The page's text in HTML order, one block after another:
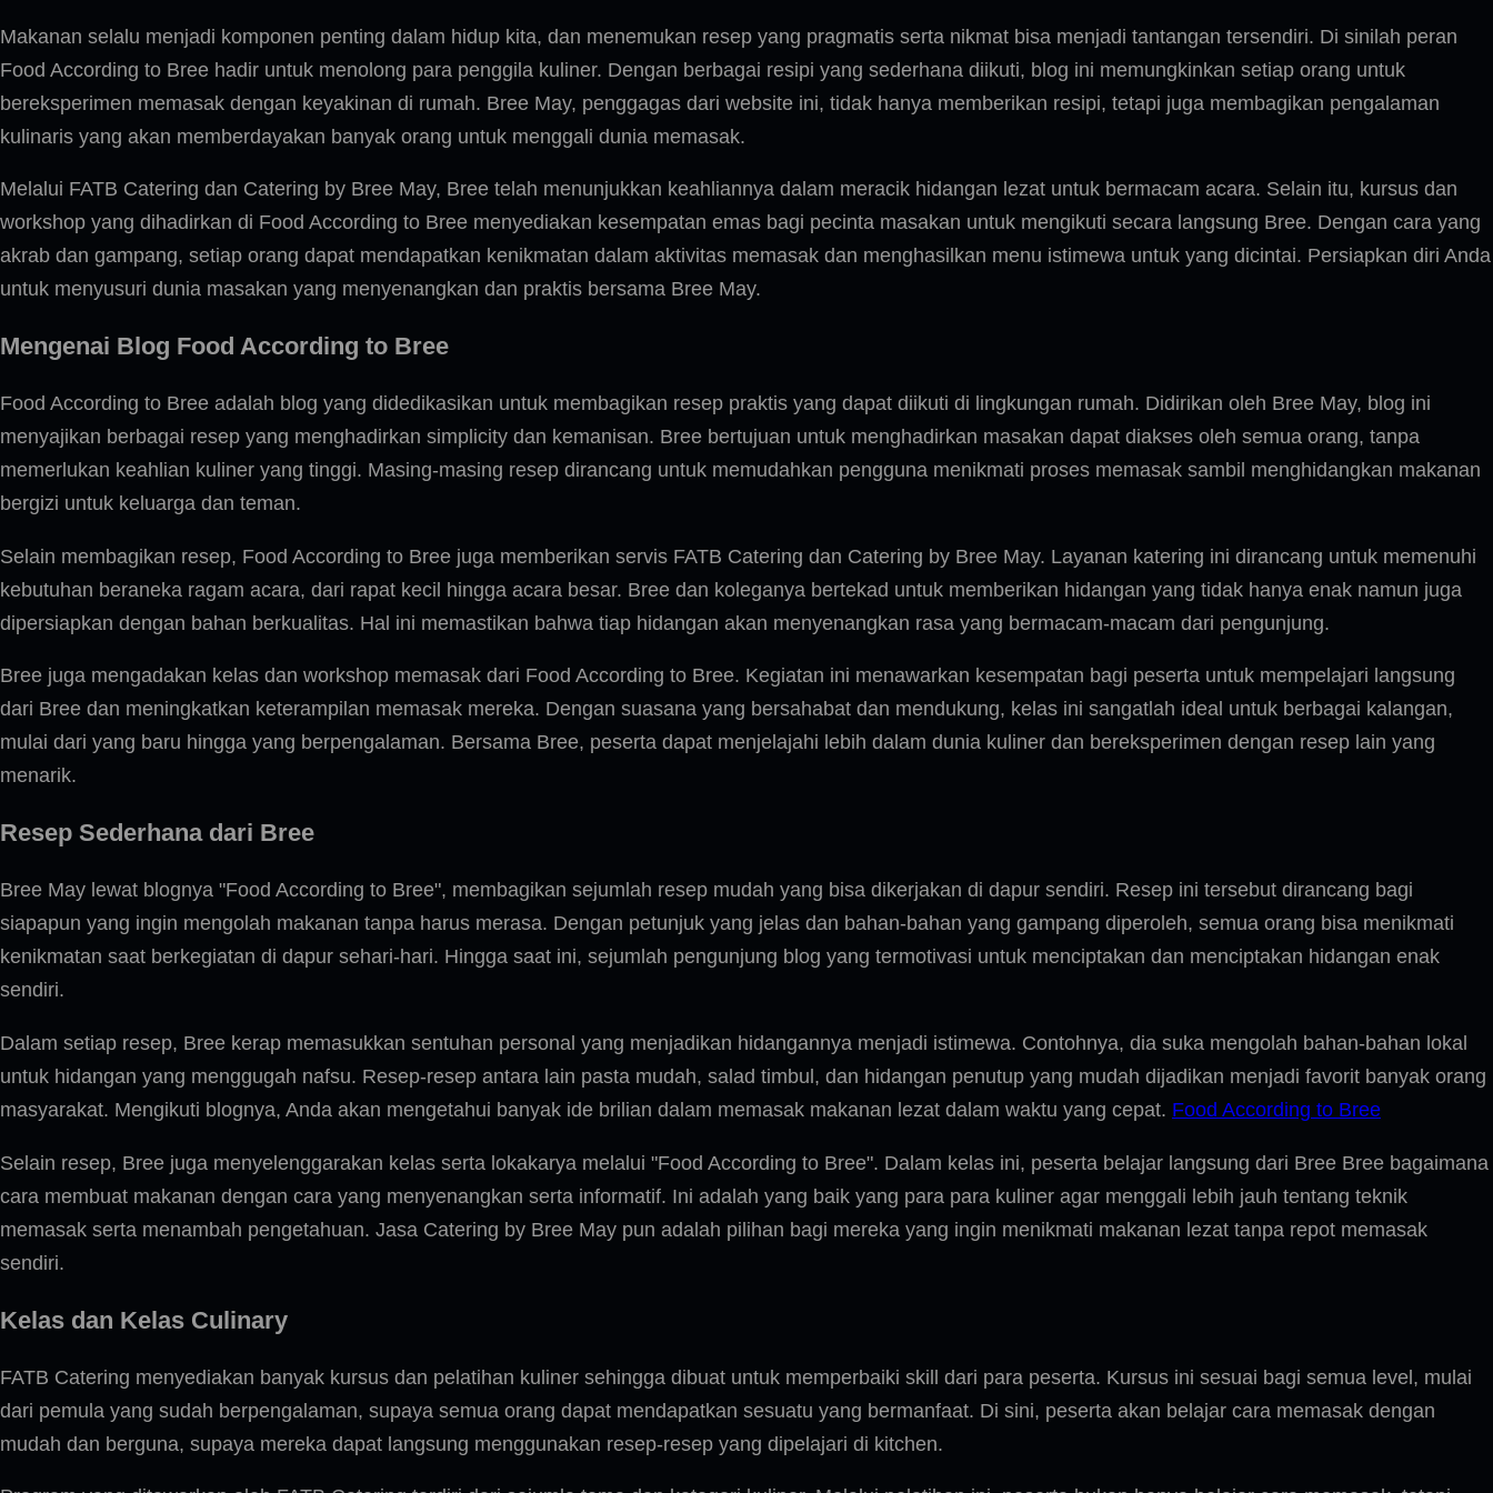
Makanan selalu menjadi komponen penting dalam hidup kita, dan menemukan resep yang pragmatis serta nikmat bisa menjadi tantangan tersendiri. Di sinilah peran
Food According to Bree hadir untuk menolong para penggila kuliner. Dengan berbagai resipi yang sederhana diikuti, blog ini memungkinkan setiap orang untuk
bereksperimen memasak dengan keyakinan di rumah. Bree May, penggagas dari website ini, tidak hanya memberikan resipi, tetapi juga membagikan pengalaman
kulinaris yang akan memberdayakan banyak orang untuk menggali dunia memasak.
Melalui FATB Catering dan Catering by Bree May, Bree telah menunjukkan keahliannya dalam meracik hidangan lezat untuk bermacam acara. Selain itu, kursus dan
workshop yang dihadirkan di Food According to Bree menyediakan kesempatan emas bagi pecinta masakan untuk mengikuti secara langsung Bree. Dengan cara yang
akrab dan gampang, setiap orang dapat mendapatkan kenikmatan dalam aktivitas memasak dan menghasilkan menu istimewa untuk yang dicintai. Persiapkan diri Anda
untuk menyusuri dunia masakan yang menyenangkan dan praktis bersama Bree May.
Mengenai Blog Food According to Bree
Food According to Bree adalah blog yang didedikasikan untuk membagikan resep praktis yang dapat diikuti di lingkungan rumah. Didirikan oleh Bree May, blog ini
menyajikan berbagai resep yang menghadirkan simplicity dan kemanisan. Bree bertujuan untuk menghadirkan masakan dapat diakses oleh semua orang, tanpa
memerlukan keahlian kuliner yang tinggi. Masing-masing resep dirancang untuk memudahkan pengguna menikmati proses memasak sambil menghidangkan makanan
bergizi untuk keluarga dan teman.
Selain membagikan resep, Food According to Bree juga memberikan servis FATB Catering dan Catering by Bree May. Layanan katering ini dirancang untuk memenuhi
kebutuhan beraneka ragam acara, dari rapat kecil hingga acara besar. Bree dan koleganya bertekad untuk memberikan hidangan yang tidak hanya enak namun juga
dipersiapkan dengan bahan berkualitas. Hal ini memastikan bahwa tiap hidangan akan menyenangkan rasa yang bermacam-macam dari pengunjung.
Bree juga mengadakan kelas dan workshop memasak dari Food According to Bree. Kegiatan ini menawarkan kesempatan bagi peserta untuk mempelajari langsung
dari Bree dan meningkatkan keterampilan memasak mereka. Dengan suasana yang bersahabat dan mendukung, kelas ini sangatlah ideal untuk berbagai kalangan,
mulai dari yang baru hingga yang berpengalaman. Bersama Bree, peserta dapat menjelajahi lebih dalam dunia kuliner dan bereksperimen dengan resep lain yang
menarik.
Resep Sederhana dari Bree
Bree May lewat blognya "Food According to Bree", membagikan sejumlah resep mudah yang bisa dikerjakan di dapur sendiri. Resep ini tersebut dirancang bagi
siapapun yang ingin mengolah makanan tanpa harus merasa. Dengan petunjuk yang jelas dan bahan-bahan yang gampang diperoleh, semua orang bisa menikmati
kenikmatan saat berkegiatan di dapur sehari-hari. Hingga saat ini, sejumlah pengunjung blog yang termotivasi untuk menciptakan dan menciptakan hidangan enak
sendiri.
Dalam setiap resep, Bree kerap memasukkan sentuhan personal yang menjadikan hidangannya menjadi istimewa. Contohnya, dia suka mengolah bahan-bahan lokal
untuk hidangan yang menggugah nafsu. Resep-resep antara lain pasta mudah, salad timbul, dan hidangan penutup yang mudah dijadikan menjadi favorit banyak orang
masyarakat. Mengikuti blognya, Anda akan mengetahui banyak ide brilian dalam memasak makanan lezat dalam waktu yang cepat. Food According to Bree
Selain resep, Bree juga menyelenggarakan kelas serta lokakarya melalui "Food According to Bree". Dalam kelas ini, peserta belajar langsung dari Bree Bree bagaimana
cara membuat makanan dengan cara yang menyenangkan serta informatif. Ini adalah yang baik yang para para kuliner agar menggali lebih jauh tentang teknik
memasak serta menambah pengetahuan. Jasa Catering by Bree May pun adalah pilihan bagi mereka yang ingin menikmati makanan lezat tanpa repot memasak
sendiri.
Kelas dan Kelas Culinary
FATB Catering menyediakan banyak kursus dan pelatihan kuliner sehingga dibuat untuk memperbaiki skill dari para peserta. Kursus ini sesuai bagi semua level, mulai
dari pemula yang sudah berpengalaman, supaya semua orang dapat mendapatkan sesuatu yang bermanfaat. Di sini, peserta akan belajar cara memasak dengan
mudah dan berguna, supaya mereka dapat langsung menggunakan resep-resep yang dipelajari di kitchen.